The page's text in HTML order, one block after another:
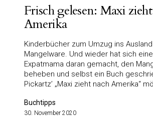
Frisch gelesen: Maxi
Amerika
Kinderbücher zum Umzug ins
Mangelware. Und wieder hat sich eine
Expatmama daran gemacht, den
beheben und selbst ein Buch
Pickartz’ „Maxi zieht nach Amerika“
Buchtipps
30. November 2020